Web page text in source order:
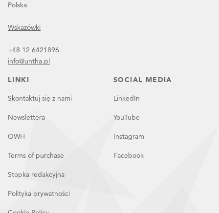
Polska
Wskazówki
+48 12 6421896
info@untha.pl
LINKI
Skontaktuj się z nami
Newslettera
OWH
Terms of purchase
Stopka redakcyjna
Polityka prywatności
SOCIAL MEDIA
LinkedIn
YouTube
Instagram
Facebook